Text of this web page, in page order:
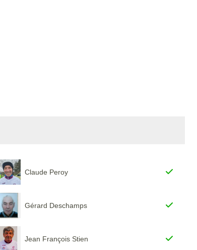
Claude Peroy
Gérard Deschamps
Jean François Stien